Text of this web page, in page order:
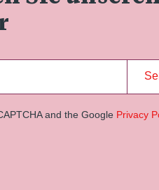
and the Google Privacy